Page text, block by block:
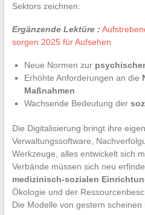
Sektors zeichnen:
Ergänzende Lektüre :
sorgen 2025 für Aufsehen
Neue Normen zur
Erhöhte Anforderungen an die
Maßnahmen
Wachsende Bedeutung der
Die Digitalisierung bringt ihre
Verwaltungssoftware,
Werkzeuge, alles entwickelt sich
Verbände müssen sich neu
medizinisch-sozialen
Ökologie und der
Die Modelle von gestern scheinen